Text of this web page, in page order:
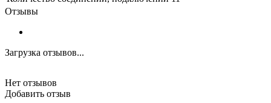
Отзывы
Загрузка отзывов...
Нет отзывов
Добавить отзыв